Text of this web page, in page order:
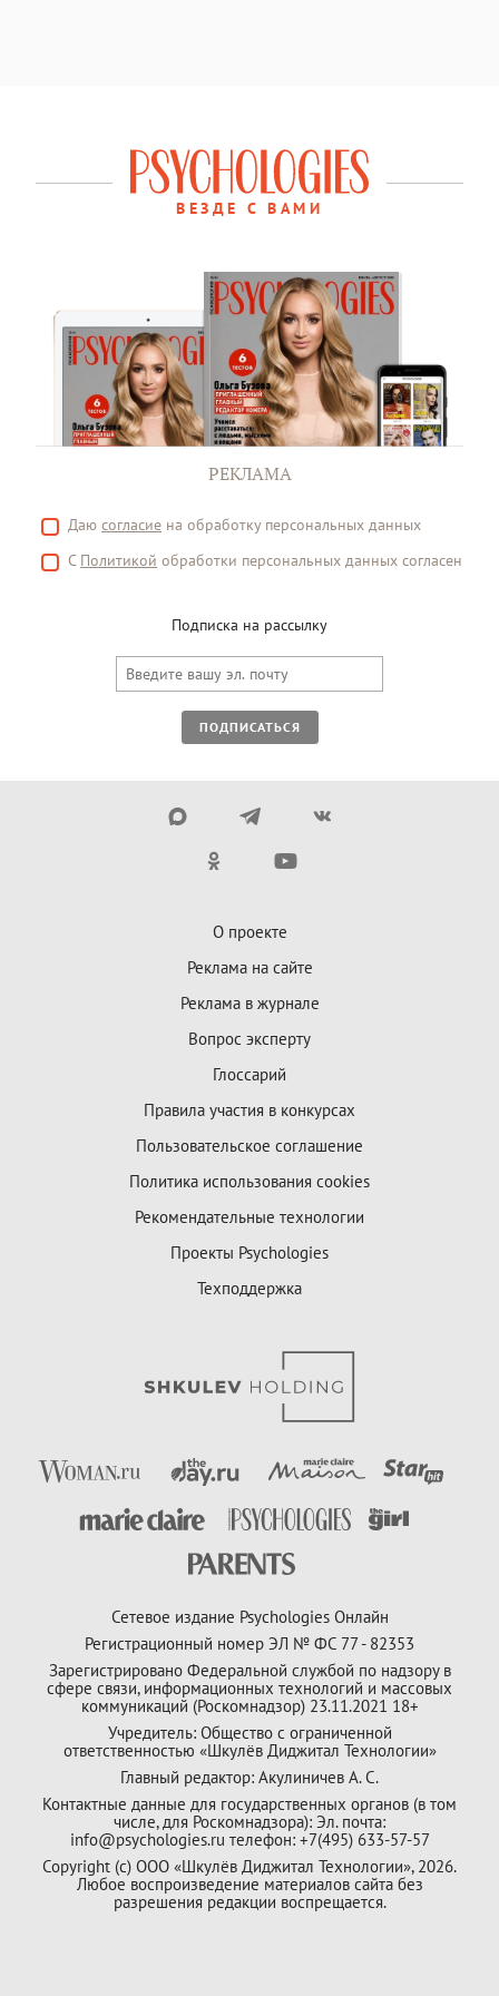
ВЕЗДЕ С ВАМИ
РЕКЛАМА
Даю согласие на обработку персональных данных
С Политикой обработки персональных данных согласен
Подписка на рассылку
ПОДПИСАТЬСЯ
О проекте
Реклама на сайте
Реклама в журнале
Вопрос эксперту
Глоссарий
Правила участия в конкурсах
Пользовательское соглашение
Политика использования cookies
Рекомендательные технологии
Проекты Psychologies
Техподдержка
Сетевое издание Psychologies Онлайн
Регистрационный номер ЭЛ № ФС 77 - 82353
Зарегистрировано Федеральной службой по надзору в
сфере связи, информационных технологий и массовых
коммуникаций (Роскомнадзор) 23.11.2021 18+
Учредитель: Общество с ограниченной
ответственностью «Шкулёв Диджитал Технологии»
Главный редактор: Акулиничев А. С.
Контактные данные для государственных органов (в том
числе, для Роскомнадзора): Эл. почта:
info@psychologies.ru телефон: +7(495) 633-57-57
Copyright (с) ООО «Шкулёв Диджитал Технологии», 2026.
Любое воспроизведение материалов сайта без
разрешения редакции воспрещается.